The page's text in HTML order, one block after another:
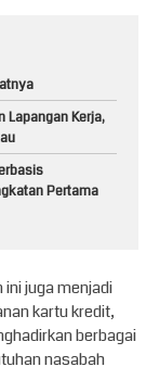
Lapangan Kerja,
Pertama
juga menjadi
kartu kredit,
berbagai
nasabah